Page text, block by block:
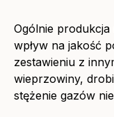
Ogólnie produkcja
wpływ na jakość
zestawieniu z
wieprzowiny,
stężenie gazów